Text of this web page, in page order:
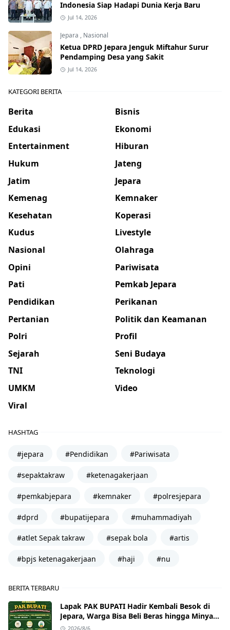
Indonesia Siap Hadapi Dunia Kerja Baru
Jul 14, 2026
Jepara , Nasional
Ketua DPRD Jepara Jenguk Miftahur Surur
Pendamping Desa yang Sakit
Jul 14, 2026
KATEGORI BERITA
Berita
Bisnis
Edukasi
Ekonomi
Entertainment
Hiburan
Hukum
Jateng
Jatim
Jepara
Kemenag
Kemnaker
Kesehatan
Koperasi
Kudus
Livestyle
Nasional
Olahraga
Opini
Pariwisata
Pati
Pemkab Jepara
Pendidikan
Perikanan
Pertanian
Politik dan Keamanan
Polri
Profil
Sejarah
Seni Budaya
TNI
Teknologi
UMKM
Video
Viral
HASHTAG
#jepara #Pendidikan #Pariwisata
#sepaktakraw #ketenagakerjaan
#pemkabjepara #kemnaker #polresjepara
#dprd #bupatijepara #muhammadiyah
#atlet Sepak takraw #sepak bola #artis
#bpjs ketenagakerjaan #haji #nu
BERITA TERBARU
Lapak PAK BUPATI Hadir Kembali Besok di
Jepara, Warga Bisa Beli Beras hingga Minyak
Goreng dengan Harga Terjangkau
2026/8/6